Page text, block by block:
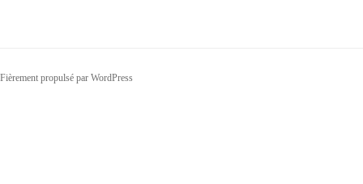
Fièrement propulsé par WordPress